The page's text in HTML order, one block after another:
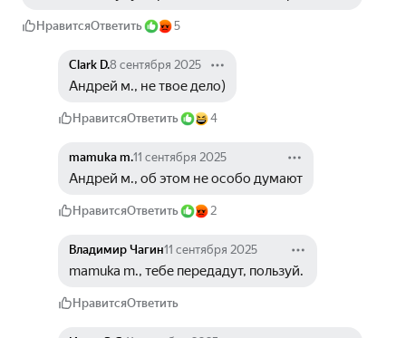
НравитсяОтветить 5
Clark D.8 сентября 2025
Андрей м., не твое дело)
НравитсяОтветить 4
mamuka m.11 сентября 2025
Андрей м., об этом не особо думают
НравитсяОтветить 2
Владимир Чагин11 сентября 2025
mamuka m., тебе передадут, пользуй.
НравитсяОтветить